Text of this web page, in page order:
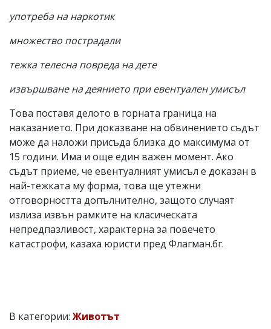
употреба на наркотик
множество пострадали
тежка телесна повреда на дете
извършване на деянието при евентуален умисъл
Това поставя делото в горната граница на
наказанието. При доказване на обвинението съдът
може да наложи присъда близка до максимума от
15 години. Има и още един важен момент. Ако
съдът приеме, че евентуалният умисъл е доказан в
най-тежката му форма, това ще утежни
отговорността допълнително, защото случаят
излиза извън рамките на класическата
непредпазливост, характерна за повечето
катастрофи, казаха юристи пред Флагман.бг.
В категории:Животът